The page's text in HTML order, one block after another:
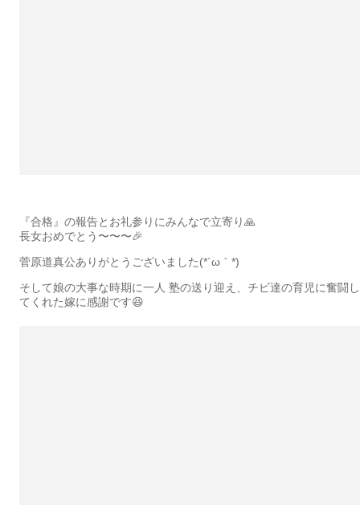
『合格』の報告とお礼参りにみんなで立寄り🙏
長女おめでとう〜〜〜🎉
菅原道真公ありがとうございました(*´ω｀*)
そして娘の大事な時期に一人 塾の送り迎え、チビ達の育児に奮闘し
てくれた嫁に感謝です😆